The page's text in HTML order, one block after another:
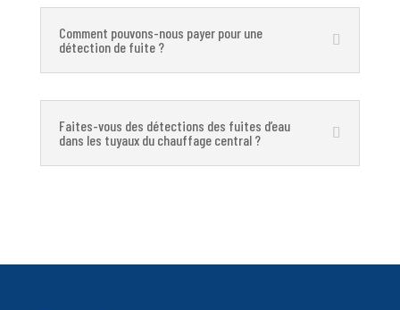
Comment pouvons-nous payer pour une
détection de fuite ?
Faites-vous des détections des fuites d’eau
dans les tuyaux du chauffage central ?